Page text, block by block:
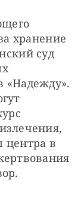
хранение
суд
«Надежду».
центра в